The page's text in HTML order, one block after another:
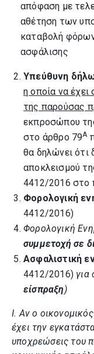
απόφαση με
αθέτηση των
καταβολή
ασφάλισης
Υπεύθυνη
η οποία να έχει
της παρούσας
εκπροσώπου
στο άρθρο 79Α
θα δηλώνει ότι
αποκλεισμού
4412/2016 στο
Φορολογική
4412/2016)
Φορολογική
συμμετοχή σε
Ασφαλιστική
4412/2016) για
είσπραξη)
Ι. Αν ο
έχει την
υποχρεώσεις του